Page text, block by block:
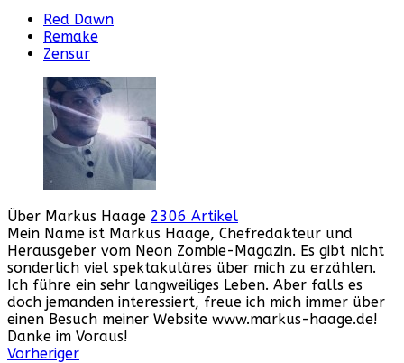
Red Dawn
Remake
Zensur
Über Markus Haage 2306 Artikel
Mein Name ist Markus Haage, Chefredakteur und
Herausgeber vom Neon Zombie-Magazin. Es gibt nicht
sonderlich viel spektakuläres über mich zu erzählen.
Ich führe ein sehr langweiliges Leben. Aber falls es
doch jemanden interessiert, freue ich mich immer über
einen Besuch meiner Website www.markus-haage.de!
Danke im Voraus!
Webseite
Facebook
Instagram
YouTube
Vorheriger